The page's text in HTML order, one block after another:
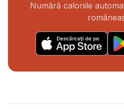
Numără caloriile